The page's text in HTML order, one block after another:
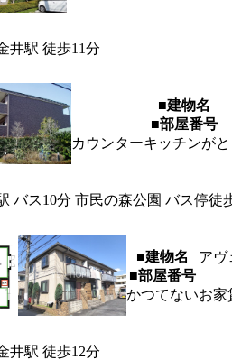
井駅 徒歩11分
■建物名
■部屋番号
カウンターキッチンが
バス10分 市民の森公園 バス停徒
■建物名
アヴ
■部屋番号
かつてないお家
井駅 徒歩12分